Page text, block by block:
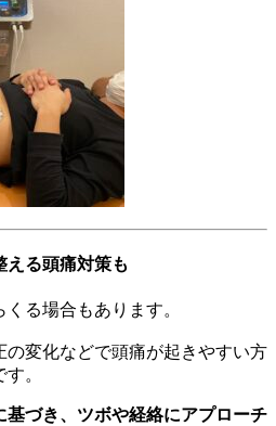
える頭痛対策も
くる場合もあります。
変化などで頭痛が起きやすい方
。
基づき、ツボや経絡にアプローチ